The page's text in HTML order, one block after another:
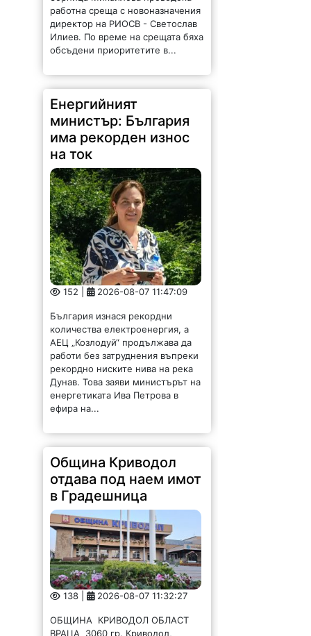
работна среща с новоназначения
директор на РИОСВ - Светослав
Илиев. По време на срещата бяха
обсъдени приоритетите в...
Енергийният
министър: България
има рекорден износ
на ток
152 | 2026-08-07 11:47:09
България изнася рекордни
количества електроенергия, а
АЕЦ „Козлодуй“ продължава да
работи без затруднения въпреки
рекордно ниските нива на река
Дунав. Това заяви министърът на
енергетиката Ива Петрова в
ефира на...
Община Криводол
отдава под наем имот
в Градешница
138 | 2026-08-07 11:32:27
ОБЩИНА КРИВОДОЛ ОБЛАСТ
ВРАЦА 3060 гр. Криводол,